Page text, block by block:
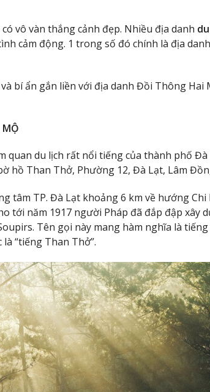
vô vàn thắng cảnh đẹp. Nhiều địa danh
cảm động. 1 trong số đó chính là địa
bí ẩn gắn liền với địa danh Đồi Thông Hai
quan du lịch rất nổi tiếng của thành phố Đà
hồ Than Thở, Phường 12, Đà Lạt, Lâm
tâm TP. Đà Lạt khoảng 6 km về hướng Chi
tới năm 1917 người Pháp đã đắp đập xây
Tên gọi này mang hàm nghĩa là
“tiếng Than Thở”.